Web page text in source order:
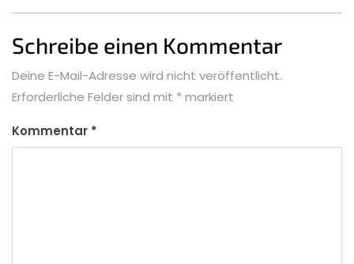
Schreibe einen Kommentar
Deine E-Mail-Adresse wird nicht veröffentlicht.
Erforderliche Felder sind mit * markiert
Kommentar *